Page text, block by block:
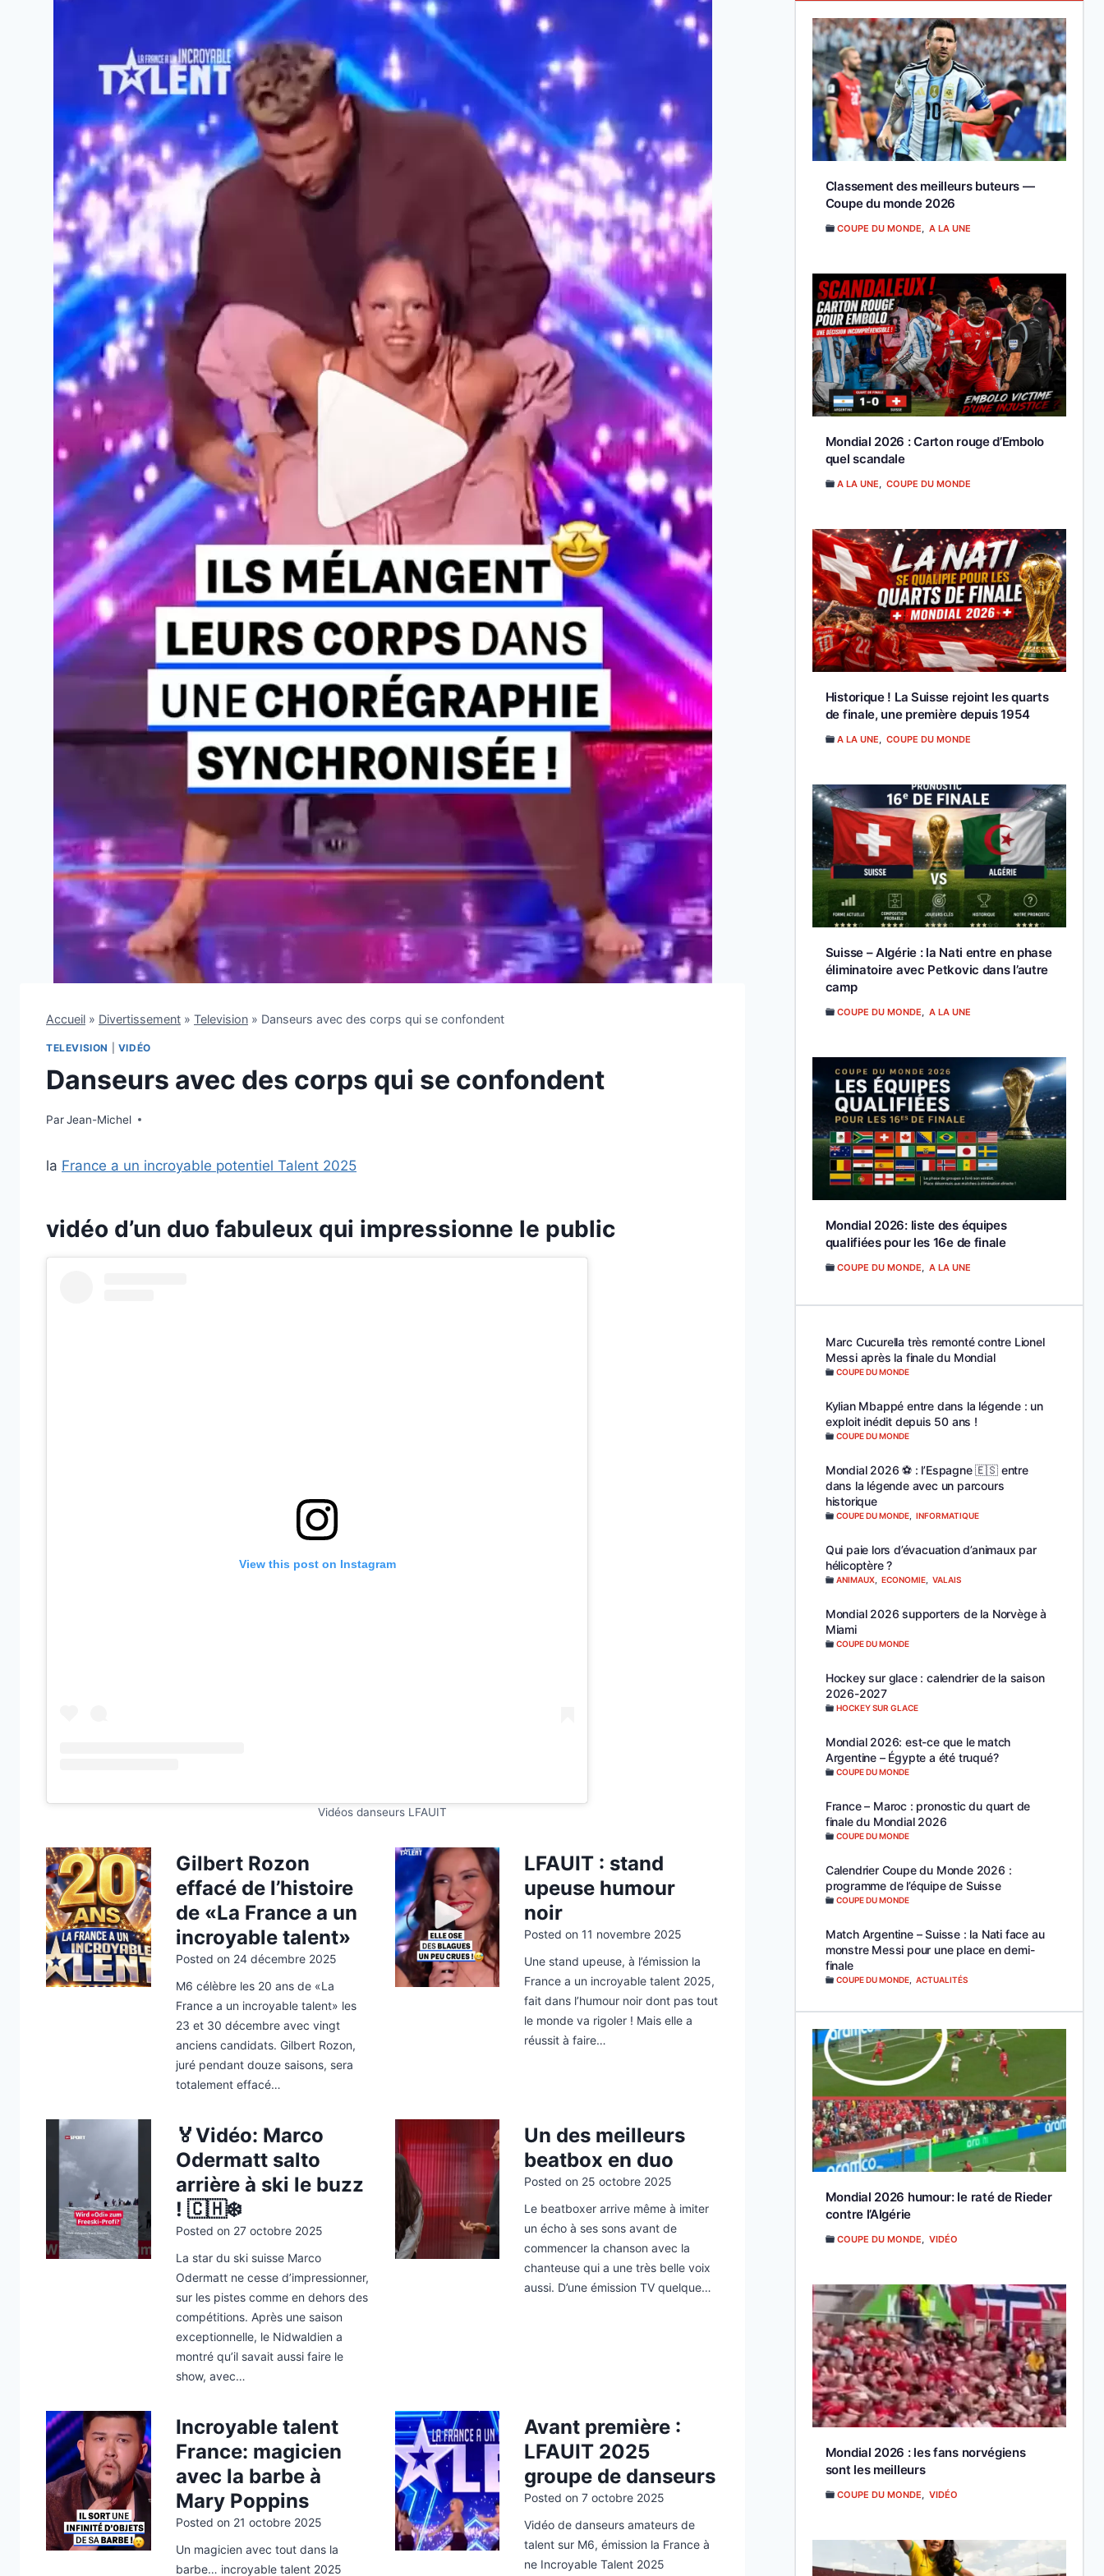
Accueil » Divertissement » Television » Danseurs avec des corps qui se confondent
TELEVISION VIDÉO
Danseurs avec des corps qui se confondent
ParJean-Michel
9 novembre 2025
la France a un incroyable potentiel Talent 2025
vidéo d’un duo fabuleux qui impressionne le public
View this post on Instagram
Vidéos danseurs LFAUIT
Gilbert Rozon
effacé de l’histoire
de «La France a un
incroyable talent»
Posted on 24 décembre 2025
M6 célèbre les 20 ans de «La
France a un incroyable talent» les
23 et 30 décembre avec vingt
anciens candidats. Gilbert Rozon,
juré pendant douze saisons, sera
totalement effacé…
LFAUIT : stand
upeuse humour
noir
Posted on 11 novembre 2025
Une stand upeuse, à l’émission la
France a un incroyable talent 2025,
fait dans l’humour noir dont pas tout
le monde va rigoler ! Mais elle a
réussit à faire…
🏅Vidéo: Marco
Odermatt salto
arrière à ski le buzz
! 🇨🇭❄️
Posted on 27 octobre 2025
La star du ski suisse Marco
Odermatt ne cesse d’impressionner,
sur les pistes comme en dehors des
compétitions. Après une saison
exceptionnelle, le Nidwaldien a
montré qu’il savait aussi faire le
show, avec…
Un des meilleurs
beatbox en duo
Posted on 25 octobre 2025
Le beatboxer arrive même à imiter
un écho à ses sons avant de
commencer la chanson avec la
chanteuse qui a une très belle voix
aussi. D’une émission TV quelque…
Incroyable talent
France: magicien
avec la barbe à
Mary Poppins
Posted on 21 octobre 2025
Un magicien avec tout dans la
barbe… incroyable talent 2025
Avant première :
LFAUIT 2025
groupe de danseurs
Posted on7 octobre 2025
Vidéo de danseurs amateurs de
talent sur M6, émission la France à
ne Incroyable Talent 2025
Classement des meilleurs buteurs —
Coupe du monde 2026
COUPE DU MONDE A LA UNE
Mondial 2026 : Carton rouge d’Embolo
quel scandale
A LA UNE COUPE DU MONDE
Historique ! La Suisse rejoint les quarts
de finale, une première depuis 1954
A LA UNE COUPE DU MONDE
Suisse – Algérie : la Nati entre en phase
éliminatoire avec Petkovic dans l’autre
camp
COUPE DU MONDE A LA UNE
Mondial 2026: liste des équipes
qualifiées pour les 16e de finale
COUPE DU MONDE A LA UNE
Marc Cucurella très remonté contre Lionel
Messi après la finale du Mondial
COUPE DU MONDE
Kylian Mbappé entre dans la légende : un
exploit inédit depuis 50 ans !
COUPE DU MONDE
Mondial 2026 ⚽️ : l’Espagne 🇪🇸 entre
dans la légende avec un parcours
historique
COUPE DU MONDE, INFORMATIQUE
Qui paie lors d’évacuation d’animaux par
hélicoptère ?
ANIMAUX, ECONOMIE, VALAIS
Mondial 2026 supporters de la Norvège à
Miami
COUPE DU MONDE
Hockey sur glace : calendrier de la saison
2026-2027
HOCKEY SUR GLACE
Mondial 2026: est-ce que le match
Argentine – Égypte a été truqué?
COUPE DU MONDE
France – Maroc : pronostic du quart de
finale du Mondial 2026
COUPE DU MONDE
Calendrier Coupe du Monde 2026 :
programme de l’équipe de Suisse
COUPE DU MONDE
Match Argentine – Suisse : la Nati face au
monstre Messi pour une place en demi-
finale
COUPE DU MONDE, ACTUALITÉS
Mondial 2026 humour: le raté de Rieder
contre l’Algérie
COUPE DU MONDE VIDÉO
Mondial 2026 : les fans norvégiens
sont les meilleurs
COUPE DU MONDE VIDÉO